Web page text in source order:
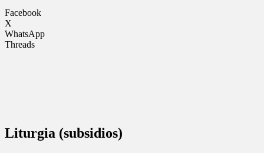
Facebook
X
WhatsApp
Threads
Liturgia (subsidios)